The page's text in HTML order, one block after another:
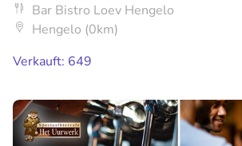
Bar Bistro Loev Hengelo
Hengelo (0km)
Verkauft: 649